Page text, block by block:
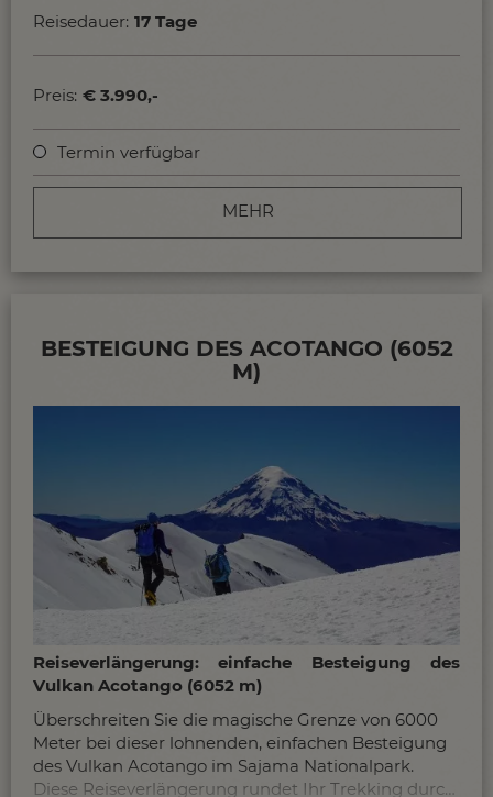
Reisedauer: 17 Tage
Preis: € 3.990,-
Termin verfügbar
MEHR
BESTEIGUNG DES ACOTANGO (6052
M)
Reiseverlängerung: einfache Besteigung des
Vulkan Acotango (6052 m)
Überschreiten Sie die magische Grenze von 6000
Meter bei dieser lohnenden, einfachen Besteigung
des Vulkan Acotango im Sajama Nationalpark.
Diese Reiseverlängerung rundet Ihr Trekking durch